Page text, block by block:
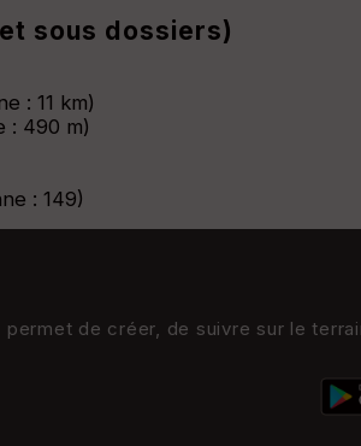
sous dossiers)
: 11 km)
: 490 m)
: 149)
permet de créer, de suivre sur le